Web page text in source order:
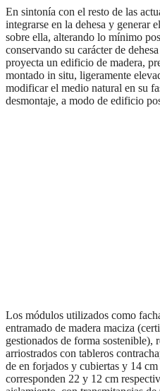
En sintonía con el resto de las
integrarse en la dehesa y generar
sobre ella, alterando lo mínimo
conservando su carácter de
proyecta un edificio de madera,
montado in situ, ligeramente
modificar el medio natural en su
desmontaje, a modo de edificio
Los módulos utilizados como
entramado de madera maciza
gestionados de forma sostenible),
arriostrados con tableros
de en forjados y cubiertas y 14
corresponden 22 y 12 cm